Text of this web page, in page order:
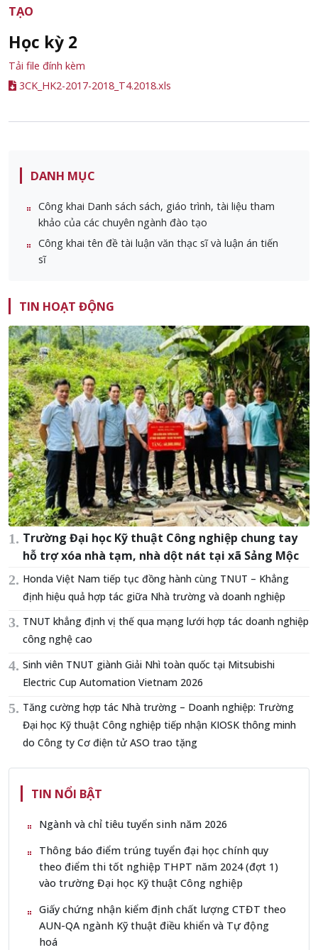
TẠO
Học kỳ 2
Tải file đính kèm
3CK_HK2-2017-2018_T4.2018.xls
DANH MỤC
Công khai Danh sách sách, giáo trình, tài liệu tham
khảo của các chuyên ngành đào tạo
Công khai tên đề tài luận văn thạc sĩ và luận án tiến
sĩ
TIN HOẠT ĐỘNG
Trường Đại học Kỹ thuật Công nghiệp chung tay
hỗ trợ xóa nhà tạm, nhà dột nát tại xã Sảng Mộc
Honda Việt Nam tiếp tục đồng hành cùng TNUT – Khẳng
định hiệu quả hợp tác giữa Nhà trường và doanh nghiệp
TNUT khẳng định vị thế qua mạng lưới hợp tác doanh nghiệp
công nghệ cao
Sinh viên TNUT giành Giải Nhì toàn quốc tại Mitsubishi
Electric Cup Automation Vietnam 2026
Tăng cường hợp tác Nhà trường – Doanh nghiệp: Trường
Đại học Kỹ thuật Công nghiệp tiếp nhận KIOSK thông minh
do Công ty Cơ điện tử ASO trao tặng
TIN NỔI BẬT
Ngành và chỉ tiêu tuyển sinh năm 2026
Thông báo điểm trúng tuyển đại học chính quy
theo điểm thi tốt nghiệp THPT năm 2024 (đợt 1)
vào trường Đại học Kỹ thuật Công nghiệp
Giấy chứng nhận kiểm định chất lượng CTĐT theo
AUN-QA ngành Kỹ thuật điều khiển và Tự động
hoá